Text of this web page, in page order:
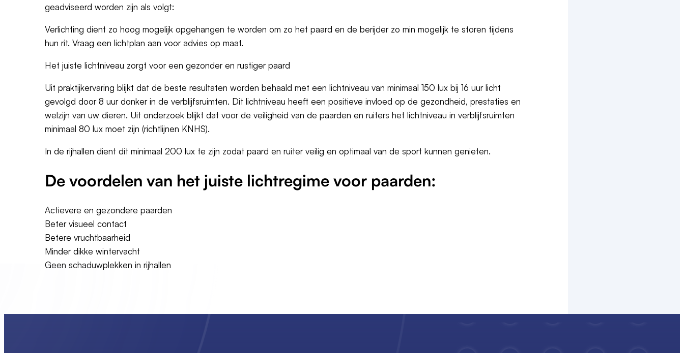
geadviseerd worden zijn als volgt:
Verlichting dient zo hoog mogelijk opgehangen te worden om zo het paard en de berijder zo min mogelijk te storen tijdens
hun rit. Vraag een lichtplan aan voor advies op maat.
Het juiste lichtniveau zorgt voor een gezonder en rustiger paard
Uit praktijkervaring blijkt dat de beste resultaten worden behaald met een lichtniveau van minimaal 150 lux bij 16 uur licht
gevolgd door 8 uur donker in de verblijfsruimten. Dit lichtniveau heeft een positieve invloed op de gezondheid, prestaties en
welzijn van uw dieren. Uit onderzoek blijkt dat voor de veiligheid van de paarden en ruiters het lichtniveau in verblijfsruimten
minimaal 80 lux moet zijn (richtlijnen KNHS).
In de rijhallen dient dit minimaal 200 lux te zijn zodat paard en ruiter veilig en optimaal van de sport kunnen genieten.
De voordelen van het juiste lichtregime voor paarden:
Actievere en gezondere paarden
Beter visueel contact
Betere vruchtbaarheid
Minder dikke wintervacht
Geen schaduwplekken in rijhallen